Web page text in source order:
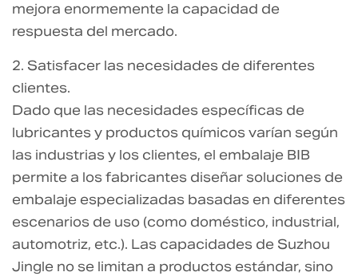
mejora enormemente la capacidad de
respuesta del mercado.
2. Satisfacer las necesidades de diferentes
clientes.
Dado que las necesidades específicas de
lubricantes y productos químicos varían según
las industrias y los clientes, el embalaje BIB
permite a los fabricantes diseñar soluciones de
embalaje especializadas basadas en diferentes
escenarios de uso (como doméstico, industrial,
automotriz, etc.). Las capacidades de Suzhou
Jingle no se limitan a productos estándar, sino